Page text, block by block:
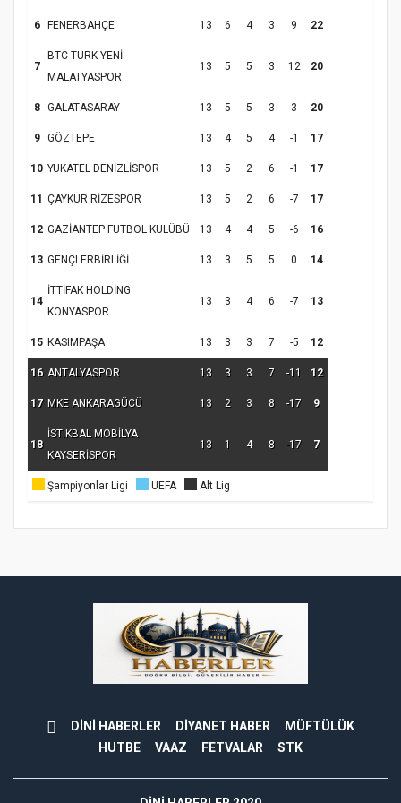
Samsun Atakum’da Yaz Kur’an Kursu
Kapanış Programı
Türkiye’de insanlar dinle bağlarını
6 FENERBAHÇE 13 6 4 3 9 22
7
BTC TURK YENİ
MALATYASPOR
13 5 5 3 12 20
8 GALATASARAY 13 5 5 3 3 20
9 GÖZTEPE 13 4 5 4 -1 17
10 YUKATEL DENİZLİSPOR 13 5 2 6 -1 17
11 ÇAYKUR RİZESPOR 13 5 2 6 -7 17
12 GAZİANTEP FUTBOL KULÜBÜ 13 4 4 5 -6 16
13 GENÇLERBİRLİĞİ 13 3 5 5 0 14
14
İTTİFAK HOLDİNG
KONYASPOR
13 3 4 6 -7 13
15 KASIMPAŞA 13 3 3 7 -5 12
16 ANTALYASPOR 13 3 3 7 -11 12
17 MKE ANKARAGÜCÜ 13 2 3 8 -17 9
18
İSTİKBAL MOBİLYA
KAYSERİSPOR
13 1 4 8 -17 7
Şampiyonlar Ligi UEFA Alt Lig
DİNİ HABERLER DİYANET HABER
MÜFTÜLÜK
HUTBE
VAAZ FETVALAR STK